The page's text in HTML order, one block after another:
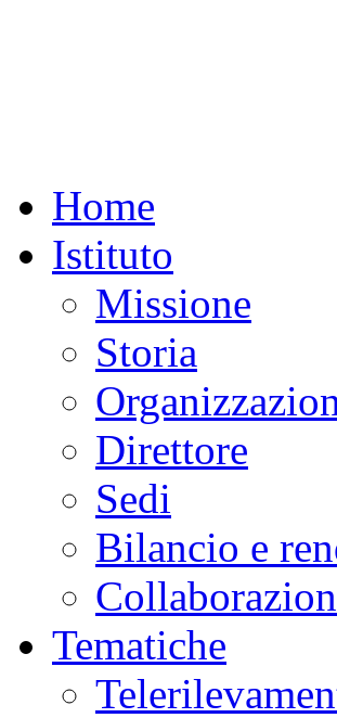
Home
Istituto
Missione
Storia
Direttore
Sedi
Bilancio e
Tematiche